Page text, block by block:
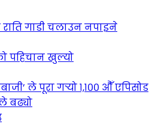
गाडी चलाउन नपाइने
पहिचान खुल्यो
ले पूरा गर्‍यो १,१०० औँ एपिसोड
बढ्यो